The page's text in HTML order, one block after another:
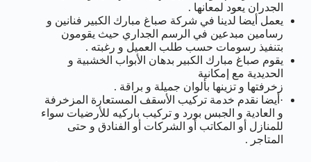
الجدران يعود لمعانها .
يعمل أيضا لدينا في شركة صباغ مبارك الكبير فنانين و
رسامين مبدعين في الرسم الجداري حيث يقومون
بتنفيذ رسومات حسب طلب العميل و رغبته .
يقوم صباغ مبارك الكبير بدهان الأبواب الخشبية و
الحديدية مع إمكانية
زخرفتها و تزينها بألوان جميلة و براقة .
·أيضا نقدم خدمة تركيب الأسقف المستعارة المزخرفة
و العادية و الجبس بورد و تركيب باركيه للأرضيات سواء
للمنازل أو المكاتب أو الشركات أو الفنادق و حتى
المتاجر .